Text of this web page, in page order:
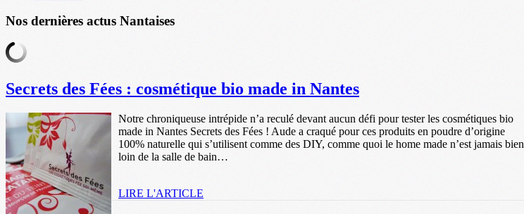
Nos dernières actus Nantaises
Secrets des Fées : cosmétique bio made in Nantes
Notre chroniqueuse intrépide n’a reculé devant aucun défi pour tester les cosmétiques bio
made in Nantes Secrets des Fées ! Aude a craqué pour ces produits en poudre d’origine
100% naturelle qui s’utilisent comme des DIY, comme quoi le home made n’est jamais bien
loin de la salle de bain…
LIRE L'ARTICLE